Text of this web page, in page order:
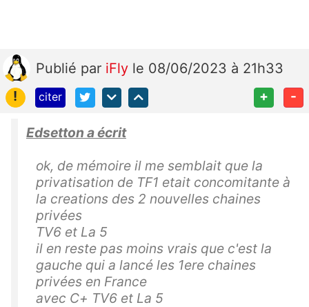
Publié par iFly le 08/06/2023 à 21h33
!
citer + -
Edsetton a écrit
ok, de mémoire il me semblait que la
privatisation de TF1 etait concomitante à
la creations des 2 nouvelles chaines
privées
TV6 et La 5
il en reste pas moins vrais que c'est la
gauche qui a lancé les 1ere chaines
privées en France
avec C+ TV6 et La 5